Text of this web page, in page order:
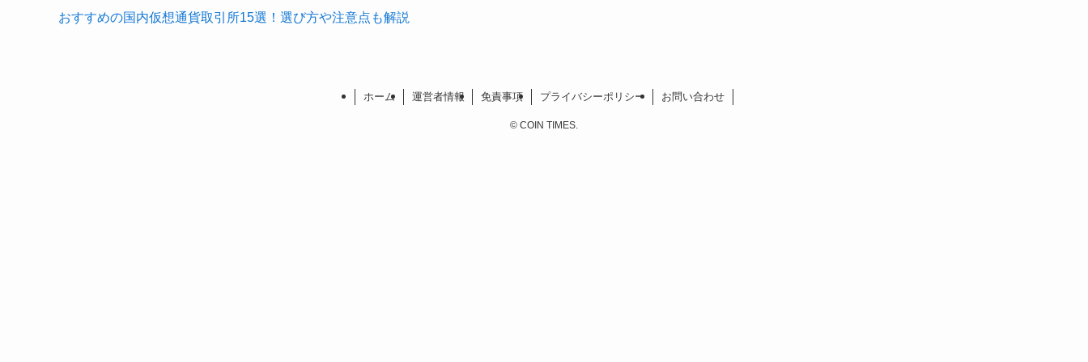
おすすめの国内仮想通貨取引所15選！選び方や注意点も解説
ホーム 運営者情報 免責事項 プライバシーポリシー お問い合わせ
© COIN TIMES.